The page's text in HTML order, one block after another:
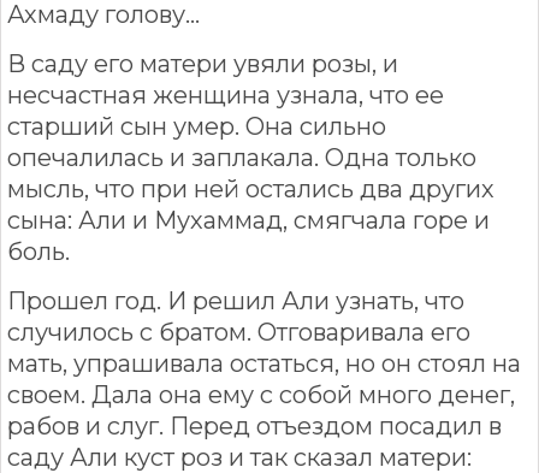
Ахмаду голову…
В саду его матери увяли розы, и
несчастная женщина узнала, что ее
старший сын умер. Она сильно
опечалилась и заплакала. Одна только
мысль, что при ней остались два других
сына: Али и Мухаммад, смягчала горе и
боль.
Прошел год. И решил Али узнать, что
случилось с братом. Отговаривала его
мать, упрашивала остаться, но он стоял на
своем. Дала она ему с собой много денег,
рабов и слуг. Перед отъездом посадил в
саду Али куст роз и так сказал матери: